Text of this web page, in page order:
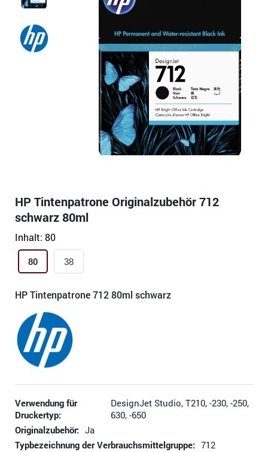
HP Tintenpatrone Originalzubehör 712
schwarz 80ml
Inhalt: 80
80 38
HP Tintenpatrone 712 80ml schwarz
Verwendung für
Druckertyp:
DesignJet Studio, T210, -230, -250,
630, -650
Originalzubehör: Ja
Typbezeichnung der Verbrauchsmittelgruppe: 712